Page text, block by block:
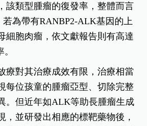
該類型腫瘤的復發率，整體而言
若為帶有RANBP2-ALK基因的上
細胞肉瘤，依文獻報告則有高達
療對其治療成效有限，治療相當
每位孩童的腫瘤亞型、切除完整
。但近年如ALK等助長腫瘤生成
，並研發出相應的標靶藥物後，